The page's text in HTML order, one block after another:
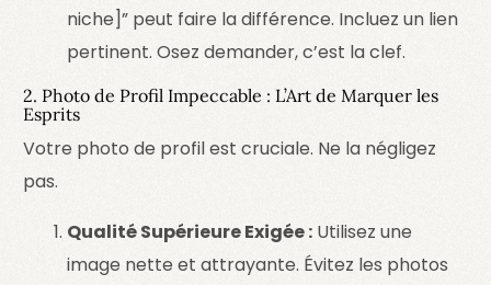
niche]” peut faire la différence. Incluez un lien
pertinent.Osez demander, c’est la clef.
2. Photo de Profil Impeccable : L’Art de Marquer les
Esprits
Votre photo de profil est cruciale. Ne la négligez
pas.
Qualité Supérieure Exigée : Utilisez une
image nette et attrayante. Évitez les photos